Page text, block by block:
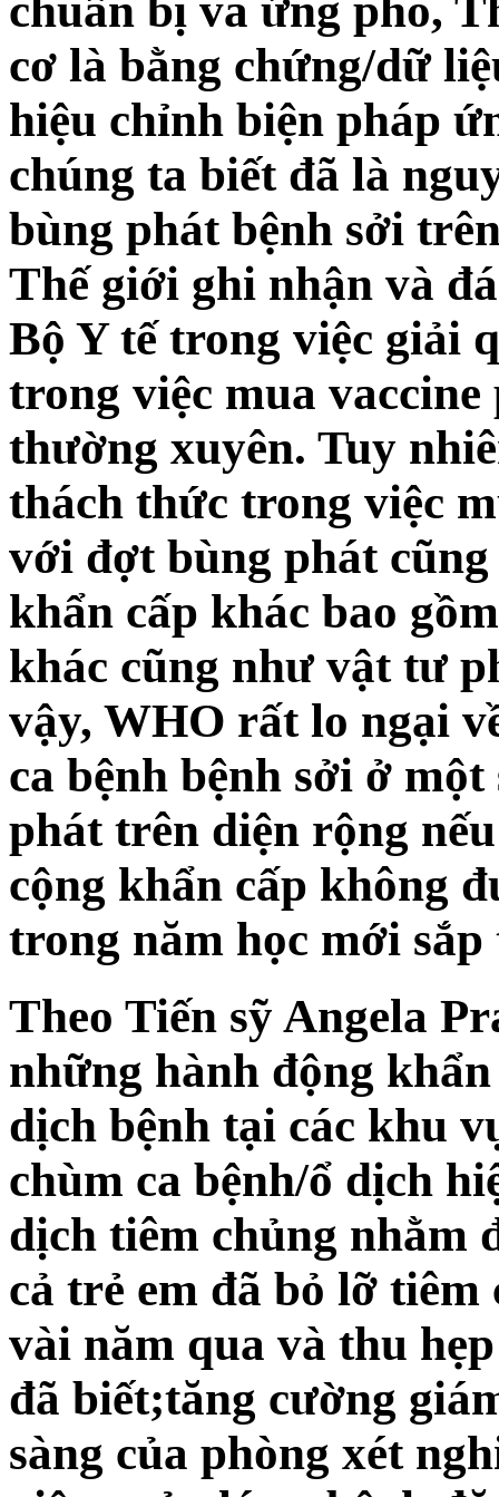
cơ là bằng chứng/dữ
hiệu chỉnh biện pháp
chúng ta biết đã là
bùng phát bệnh sởi
Thế giới ghi nhận và
Bộ Y tế trong việc giải
trong việc mua
thường xuyên. Tuy
thách thức trong việc
với đợt bùng phát
khẩn cấp khác bao
khác cũng như vật tư
vậy, WHO rất lo ngại
ca bệnh bệnh sởi ở
phát trên diện rộng
cộng khẩn cấp không
trong năm học mới
Theo Tiến sỹ Angela
những hành động
dịch bệnh tại các khu
chùm ca bệnh/ổ dịch
dịch tiêm chủng nhằm
cả trẻ em đã bỏ lỡ
vài năm qua và thu
đã biết;tăng cường
sàng của phòng xét